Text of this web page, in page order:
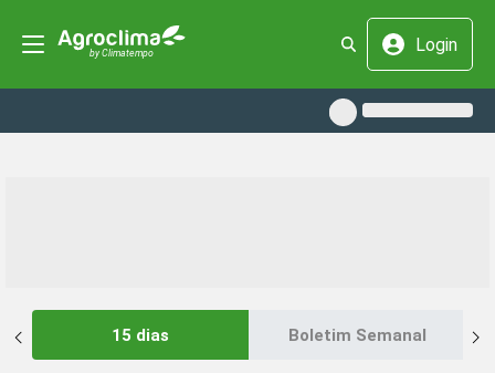
Login
15 dias Boletim Semanal